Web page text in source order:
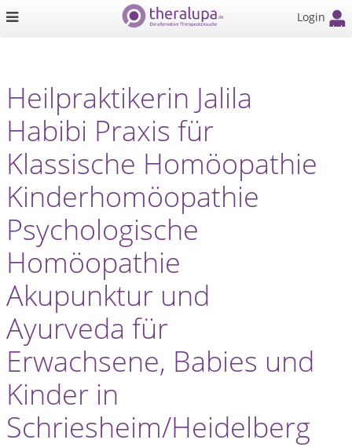
Login
Heilpraktikerin Jalila
Habibi Praxis für
Klassische Homöopathie
Kinderhomöopathie
Psychologische
Homöopathie
Akupunktur und
Ayurveda für
Erwachsene, Babies und
Kinder in
Schriesheim/Heidelberg